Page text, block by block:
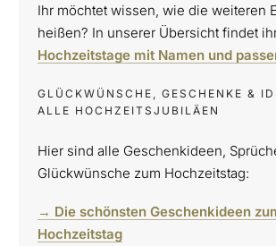
Ihr möchtet wissen, wie die weiteren
heißen? In unserer Übersicht findet
Hochzeitstage mit Namen und
GLÜCKWÜNSCHE, GESCHENKE &
ALLE HOCHZEITSJUBILÄEN
Hier sind alle Geschenkideen,
Glückwünsche zum Hochzeitstag:
→ Die schönsten Geschenkideen
Hochzeitstag